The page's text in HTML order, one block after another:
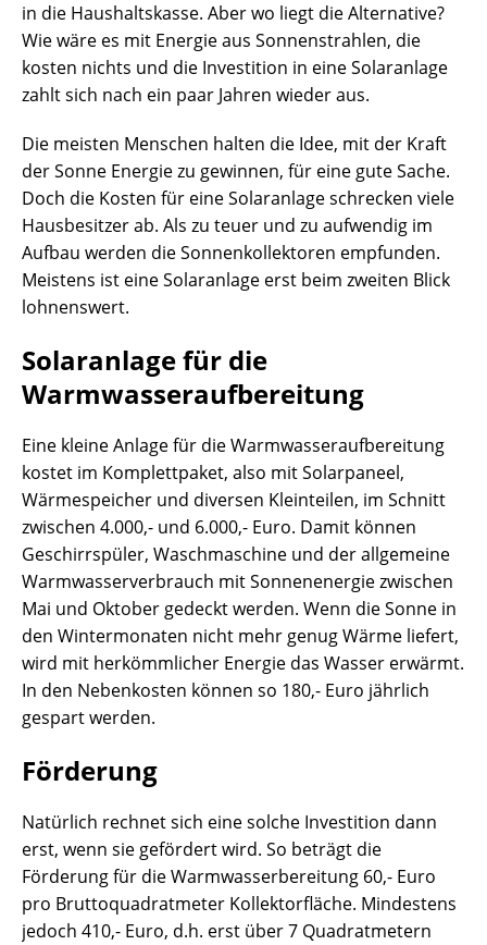
in die Haushaltskasse. Aber wo liegt die Alternative?
Wie wäre es mit Energie aus Sonnenstrahlen, die
kosten nichts und die Investition in eine Solaranlage
zahlt sich nach ein paar Jahren wieder aus.
Die meisten Menschen halten die Idee, mit der Kraft
der Sonne Energie zu gewinnen, für eine gute Sache.
Doch die Kosten für eine Solaranlage schrecken viele
Hausbesitzer ab. Als zu teuer und zu aufwendig im
Aufbau werden die Sonnenkollektoren empfunden.
Meistens ist eine Solaranlage erst beim zweiten Blick
lohnenswert.
Solaranlage für die
Warmwasseraufbereitung
Eine kleine Anlage für die Warmwasseraufbereitung
kostet im Komplettpaket, also mit Solarpaneel,
Wärmespeicher und diversen Kleinteilen, im Schnitt
zwischen 4.000,- und 6.000,- Euro. Damit können
Geschirrspüler, Waschmaschine und der allgemeine
Warmwasserverbrauch mit Sonnenenergie zwischen
Mai und Oktober gedeckt werden. Wenn die Sonne in
den Wintermonaten nicht mehr genug Wärme liefert,
wird mit herkömmlicher Energie das Wasser erwärmt.
In den Nebenkosten können so 180,- Euro jährlich
gespart werden.
Förderung
Natürlich rechnet sich eine solche Investition dann
erst, wenn sie gefördert wird. So beträgt die
Förderung für die Warmwasserbereitung 60,- Euro
pro Bruttoquadratmeter Kollektorfläche. Mindestens
jedoch 410,- Euro, d.h. erst über 7 Quadratmetern